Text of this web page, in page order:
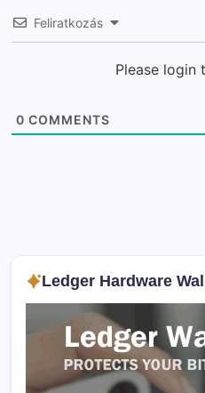
Feliratkozás
Please login
0 COMMENTS
Ledger Hardware